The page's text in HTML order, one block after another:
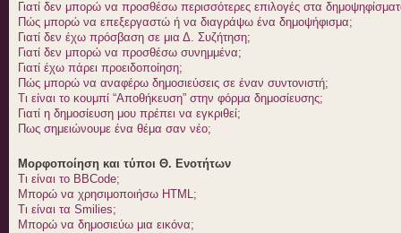
Γιατί δεν μπορώ να προσθέσω περισσότερες επιλογές στα
Πώς μπορώ να επεξεργαστώ ή να διαγράψω ένα δημοψήφισμα;
Γιατί δεν έχω πρόσβαση σε μια Δ. Συζήτηση;
Γιατί δεν μπορώ να προσθέσω συνημμένα;
Γιατί έχω πάρει προειδοποίηση;
Πώς μπορώ να αναφέρω δημοσιεύσεις σε έναν συντονιστή;
Τι είναι το κουμπί “Αποθήκευση” στην φόρμα δημοσίευσης;
Γιατί η δημοσίευση μου πρέπει να εγκριθεί;
Πως σημειώνουμε ένα θέμα σαν νέο;
Μορφοποίηση και τύποι Θ. Ενοτήτων
Τι είναι το BBCode;
Μπορώ να χρησιμοποιήσω HTML;
Τι είναι τα Smilies;
Μπορώ να δημοσιεύω μια εικόνα;